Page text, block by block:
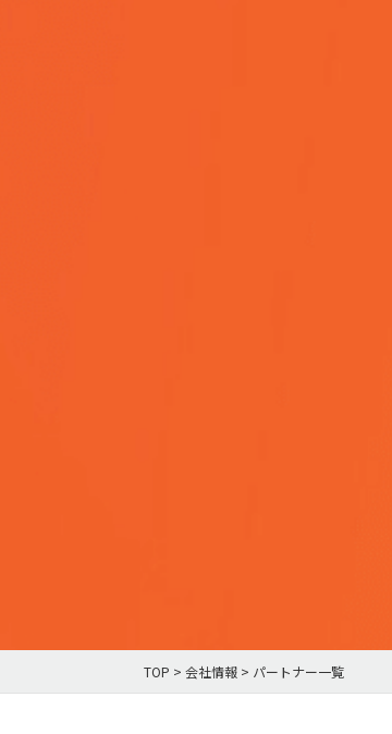
TOP > 会社情報 > パートナー一覧